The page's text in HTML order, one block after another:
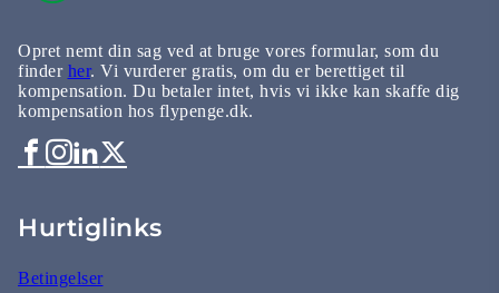
Opret nemt din sag ved at bruge vores formular, som du
finder her. Vi vurderer gratis, om du er berettiget til
kompensation. Du betaler intet, hvis vi ikke kan skaffe dig
kompensation hos flypenge.dk.
Hurtiglinks
Betingelser